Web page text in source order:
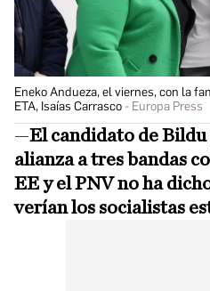
Eneko Andueza, el viernes, con la
ETA, Isaías Carrasco
Europa Press
—El candidato de
alianza a tres bandas
EE y el PNV no ha
verían los socialistas